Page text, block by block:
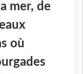
mer, de
où